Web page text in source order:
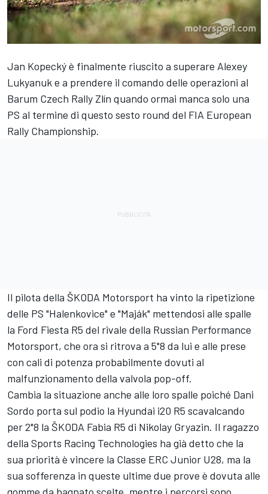
Jan Kopecký è finalmente riuscito a superare Alexey
Lukyanuk e a prendere il comando delle operazioni al
Barum Czech Rally Zlín quando ormai manca solo una
PS al termine di questo sesto round del FIA European
Rally Championship.
Il pilota della ŠKODA Motorsport ha vinto la ripetizione
delle PS "Halenkovice" e "Maják" mettendosi alle spalle
la Ford Fiesta R5 del rivale della Russian Performance
Motorsport, che ora si ritrova a 5"8 da lui e alle prese
con cali di potenza probabilmente dovuti al
malfunzionamento della valvola pop-off.
Cambia la situazione anche alle loro spalle poiché Dani
Sordo porta sul podio la Hyundai i20 R5 scavalcando
per 2"8 la ŠKODA Fabia R5 di Nikolay Gryazin. Il ragazzo
della Sports Racing Technologies ha già detto che la
sua priorità è vincere la Classe ERC Junior U28, ma la
sua sofferenza in queste ultime due prove è dovuta alle